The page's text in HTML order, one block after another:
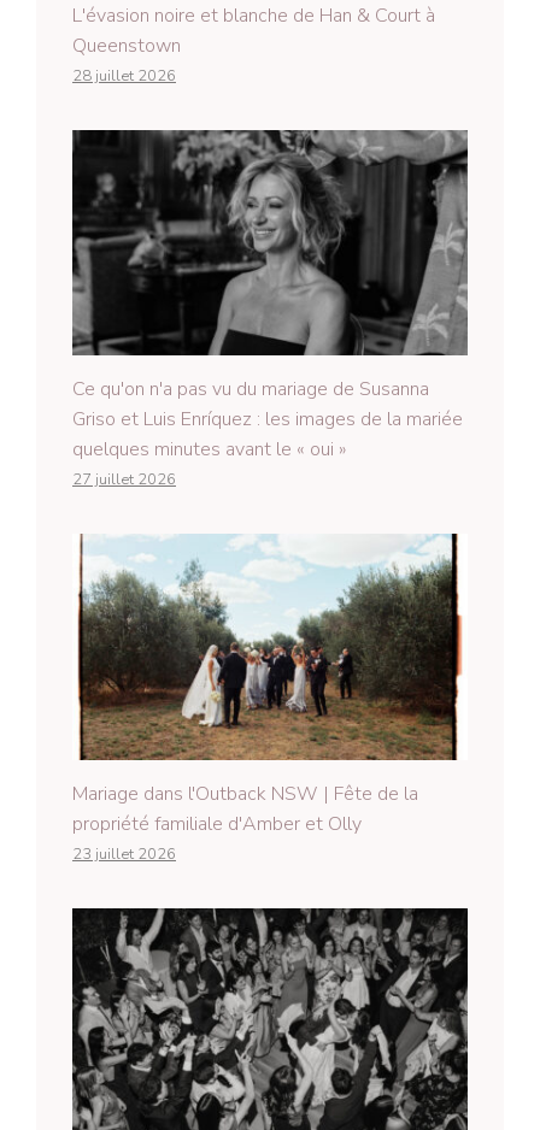
L'évasion noire et blanche de Han & Court à
Queenstown
28 juillet 2026
Ce qu'on n'a pas vu du mariage de Susanna
Griso et Luis Enríquez : les images de la mariée
quelques minutes avant le « oui »
27 juillet 2026
Mariage dans l'Outback NSW | Fête de la
propriété familiale d'Amber et Olly
23 juillet 2026